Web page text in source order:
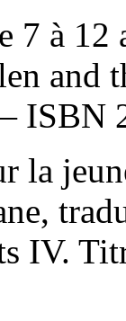
7 à
ISBN
la
IV.